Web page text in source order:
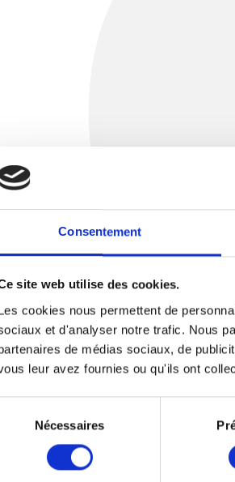
Consentement
site web utilise des cookies.
cookies nous permettent de
et d'analyser notre trafic. Nous
de médias sociaux, de
leur avez fournies ou qu'ils ont
Nécessaires